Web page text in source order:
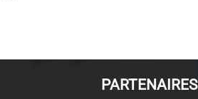
PARTENAIRES